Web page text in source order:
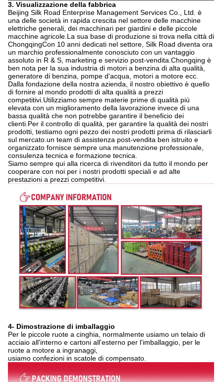
3. Visualizzazione della fabbrica
Beijing Silk Road Enterprise Management Services Co., Ltd. è
una delle società in rapida crescita nel settore delle macchine
elettriche generali, dei macchinari per giardini e delle piccole
macchine agricole.La sua base di produzione si trova nella città di
ChongqingCon 10 anni dedicati nel settore, Silk Road diventa ora
un marchio professionalmente conosciuto con un vantaggio
assoluto in R & S, marketing e servizio post-vendita.Chongqing è
ben nota per la sua industria di motori a benzina di alta qualità,
generatore di benzina, pompe d'acqua, motori a motore ecc.
Dalla fondazione della nostra azienda, il nostro obiettivo è quello
di fornire al mondo prodotti di alta qualità a prezzi
competitivi.Utilizziamo sempre materie prime di qualità più
elevata con un miglioramento della lavorazione invece di una
bassa qualità che non potrebbe garantire il beneficio dei
clienti.Per il controllo di qualità, per garantire la qualità dei nostri
prodotti, testiamo ogni pezzo dei nostri prodotti prima di rilasciarli
sul mercato.un team di assistenza post-vendita ben istruito e
organizzato fornisce sempre una manutenzione professionale,
consulenza tecnica e formazione tecnica.
Siamo sempre qui alla ricerca di rivenditori da tutto il mondo per
cooperare con noi per i nostri prodotti speciali e ad alte
prestazioni a prezzi competitivi.
4- Dimostrazione di imballaggio
Per le piccole ruote a cinghia, normalmente usiamo un telaio di
acciaio all'interno e cartoni all'esterno per l'imballaggio, per le
ruote a motore a ingranaggi,
usiamo confezioni in scatole di compensato.